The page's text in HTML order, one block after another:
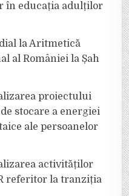
în educația adulților
la Aritmetică
al României la Șah
proiectului
stocare a energiei
ale persoanelor
activităților
referitor la tranziția